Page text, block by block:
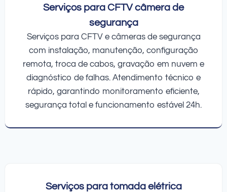
Serviços para CFTV câmera de
segurança
Serviços para CFTV e câmeras de segurança
com instalação, manutenção, configuração
remota, troca de cabos, gravação em nuvem e
diagnóstico de falhas. Atendimento técnico e
rápido, garantindo monitoramento eficiente,
segurança total e funcionamento estável 24h.
Serviços para tomada elétrica